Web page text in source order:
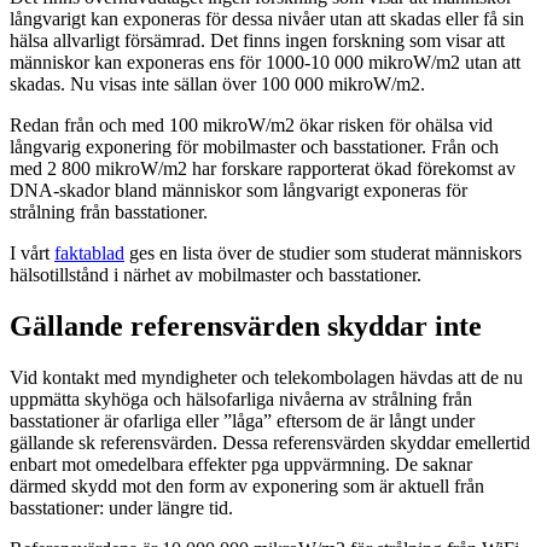
långvarigt kan exponeras för dessa nivåer utan att skadas eller få sin
hälsa allvarligt försämrad. Det finns ingen forskning som visar att
människor kan exponeras ens för 1000-10 000 mikroW/m2 utan att
skadas. Nu visas inte sällan över 100 000 mikroW/m2.
Redan från och med 100 mikroW/m2 ökar risken för ohälsa vid
långvarig exponering för mobilmaster och basstationer. Från och
med 2 800 mikroW/m2 har forskare rapporterat ökad förekomst av
DNA-skador bland människor som långvarigt exponeras för
strålning från basstationer.
I vårt faktablad ges en lista över de studier som studerat människors
hälsotillstånd i närhet av mobilmaster och basstationer.
Gällande referensvärden skyddar inte
Vid kontakt med myndigheter och telekombolagen hävdas att de nu
uppmätta skyhöga och hälsofarliga nivåerna av strålning från
basstationer är ofarliga eller ”låga” eftersom de är långt under
gällande sk referensvärden. Dessa referensvärden skyddar emellertid
enbart mot omedelbara effekter pga uppvärmning. De saknar
därmed skydd mot den form av exponering som är aktuell från
basstationer: under längre tid.